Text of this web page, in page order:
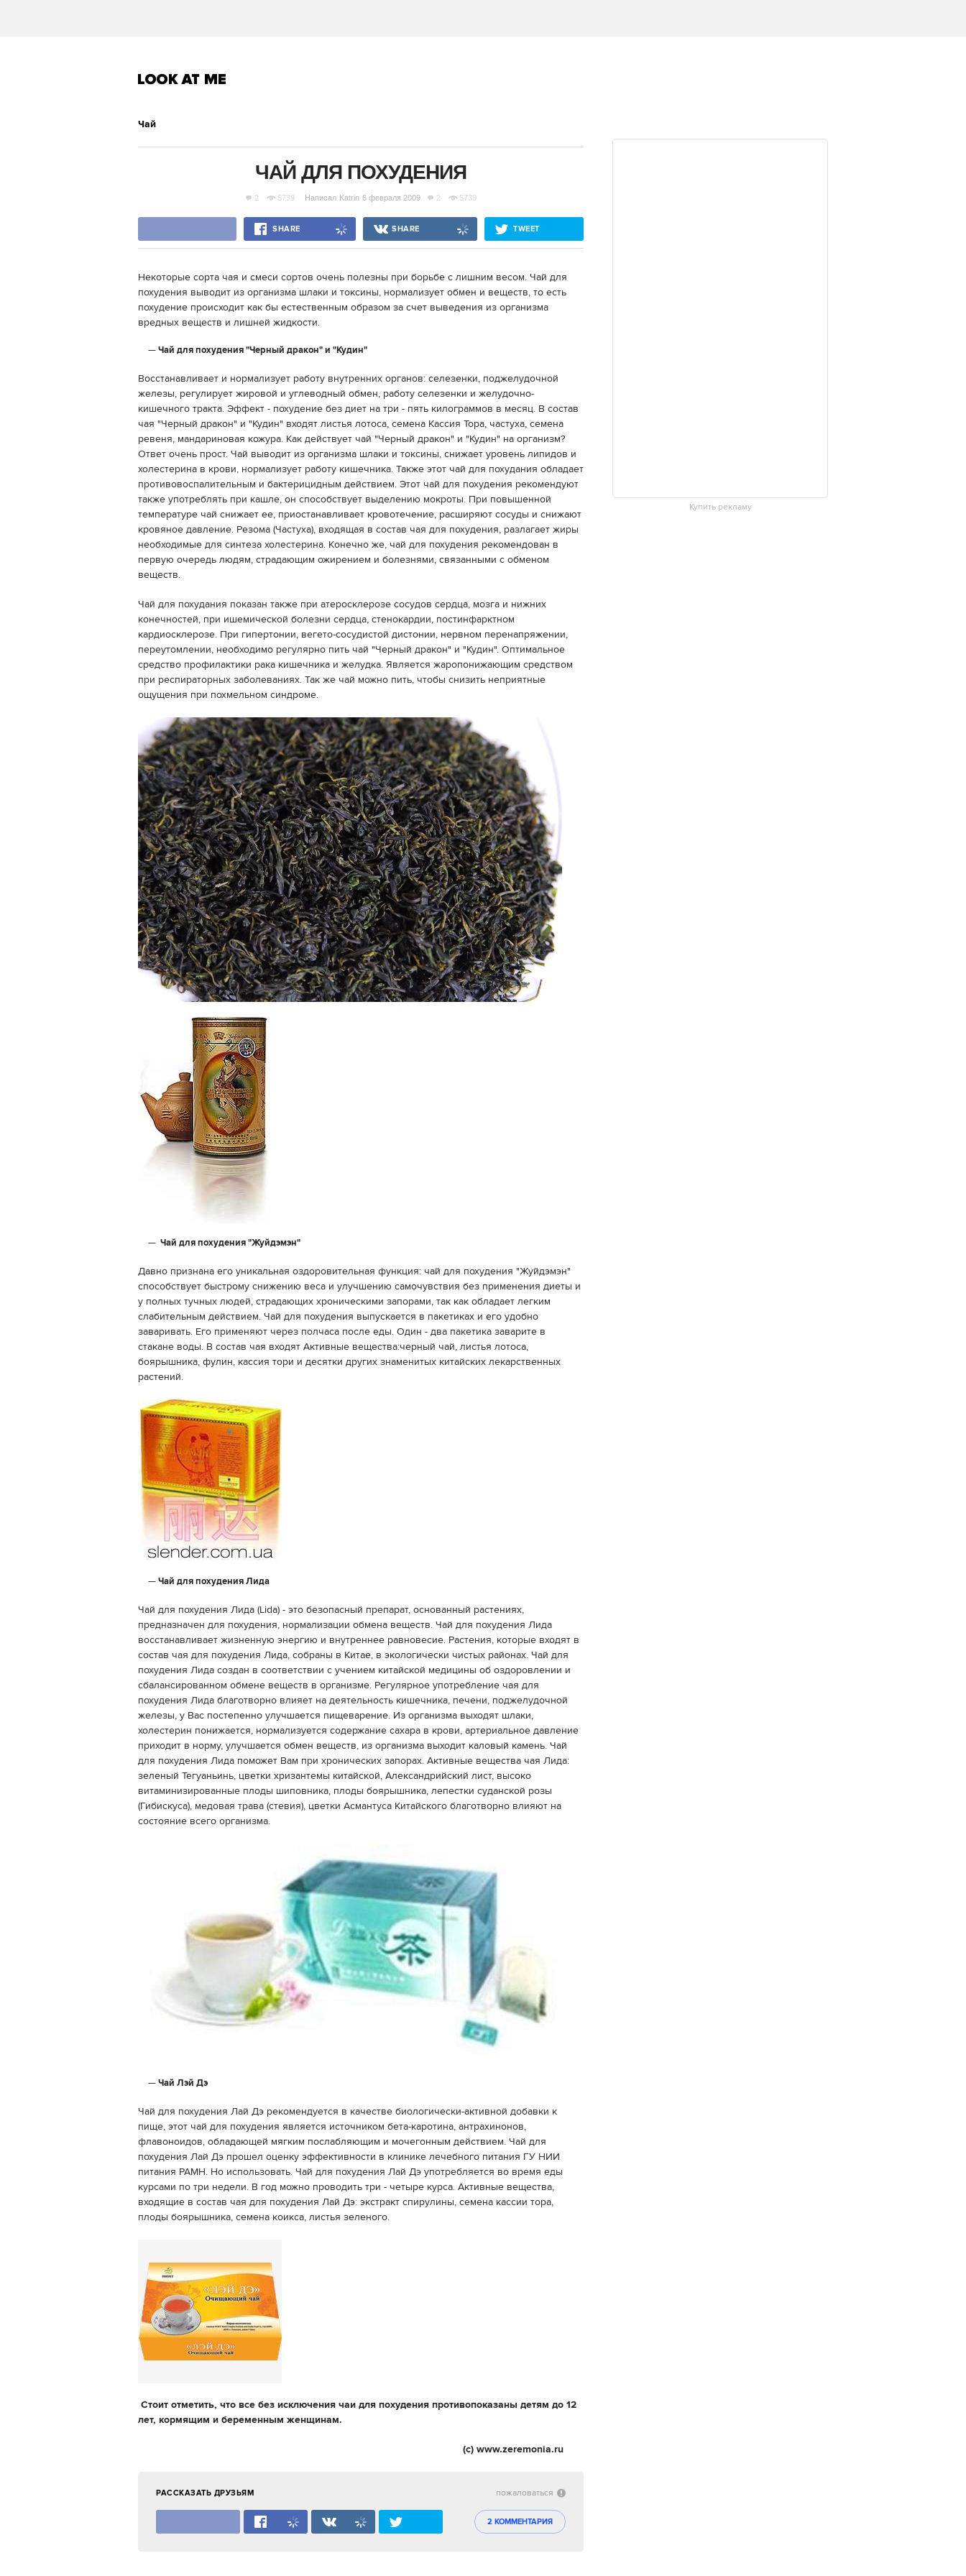
Чай
ЧАЙ ДЛЯ ПОХУДЕНИЯ
2 5739 Написал Katrin 6 февраля 2009 2 5739
SHARE SHARE TWEET
Некоторые сорта чая и смеси сортов очень полезны при борьбе с лишним весом. Чай для
похудения выводит из организма шлаки и токсины, нормализует обмен и веществ, то есть
похудение происходит как бы естественным образом за счет выведения из организма
вредных веществ и лишней жидкости.
Чай для похудения "Черный дракон" и "Кудин"
Восстанавливает и нормализует работу внутренних органов: селезенки, поджелудочной
железы, регулирует жировой и углеводный обмен, работу селезенки и желудочно-
кишечного тракта. Эффект - похудение без диет на три - пять килограммов в месяц. В состав
чая "Черный дракон" и "Кудин" входят листья лотоса, семена Кассия Тора, частуха, семена
ревеня, мандариновая кожура. Как действует чай "Черный дракон" и "Кудин" на организм?
Ответ очень прост. Чай выводит из организма шлаки и токсины, снижает уровень липидов и
холестерина в крови, нормализует работу кишечника. Также этот чай для похудания обладает
противовоспалительным и бактерицидным действием. Этот чай для похудения рекомендуют
также употреблять при кашле, он способствует выделению мокроты. При повышенной
температуре чай снижает ее, приостанавливает кровотечение, расширяют сосуды и снижают
кровяное давление. Резома (Частуха), входящая в состав чая для похудения, разлагает жиры
необходимые для синтеза холестерина. Конечно же, чай для похудения рекомендован в
первую очередь людям, страдающим ожирением и болезнями, связанными с обменом
веществ.
Чай для похудания показан также при атеросклерозе сосудов сердца, мозга и нижних
конечностей, при ишемической болезни сердца, стенокардии, постинфарктном
кардиосклерозе. При гипертонии, вегето-сосудистой дистонии, нервном перенапряжении,
переутомлении, необходимо регулярно пить чай "Черный дракон" и "Кудин". Оптимальное
средство профилактики рака кишечника и желудка. Является жаропонижающим средством
при респираторных заболеваниях. Так же чай можно пить, чтобы снизить неприятные
ощущения при похмельном синдроме.
Чай для похудения "Жуйдэмэн"
Давно признана его уникальная оздоровительная функция: чай для похудения "Жуйдэмэн"
способствует быстрому снижению веса и улучшению самочувствия без применения диеты и
у полных тучных людей, страдающих хроническими запорами, так как обладает легким
слабительным действием. Чай для похудения выпускается в пакетиках и его удобно
заваривать. Его применяют через полчаса после еды. Один - два пакетика заварите в
стакане воды. В состав чая входят Активные вещества:черный чай, листья лотоса,
боярышника, фулин, кассия тори и десятки других знаменитых китайских лекарственных
растений.
Чай для похудения Лида
Чай для похудения Лида (Lida) - это безопасный препарат, основанный растениях,
предназначен для похудения, нормализации обмена веществ. Чай для похудения Лида
восстанавливает жизненную энергию и внутреннее равновесие. Растения, которые входят в
состав чая для похудения Лида, собраны в Китае, в экологически чистых районах. Чай для
похудения Лида создан в соответствии с учением китайской медицины об оздоровлении и
сбалансированном обмене веществ в организме. Регулярное употребление чая для
похудения Лида благотворно влияет на деятельность кишечника, печени, поджелудочной
железы, у Вас постепенно улучшается пищеварение. Из организма выходят шлаки,
холестерин понижается, нормализуется содержание сахара в крови, артериальное давление
приходит в норму, улучшается обмен веществ, из организма выходит каловый камень. Чай
для похудения Лида поможет Вам при хронических запорах. Активные вещества чая Лида:
зеленый Тегуаньинь, цветки хризантемы китайской, Александрийский лист, высоко
витаминизированные плоды шиповника, плоды боярышника, лепестки суданской розы
(Гибискуса), медовая трава (стевия), цветки Асмантуса Китайского благотворно влияют на
состояние всего организма.
Чай Лэй Дэ
Чай для похудения Лай Дэ рекомендуется в качестве биологически-активной добавки к
пище, этот чай для похудения является источником бета-каротина, антрахинонов,
флавоноидов, обладающей мягким послабляющим и мочегонным действием. Чай для
похудения Лай Дэ прошел оценку эффективности в клинике лечебного питания ГУ НИИ
питания РАМН. Но использовать. Чай для похудения Лай Дэ употребляется во время еды
курсами по три недели. В год можно проводить три - четыре курса. Активные вещества,
входящие в состав чая для похудения Лай Дэ: экстракт спирулины, семена кассии тора,
плоды боярышника, семена коикса, листья зеленого.
Стоит отметить, что все без исключения чаи для похудения противопоказаны детям до 12
лет, кормящим и беременным женщинам.
(с) www.zeremonia.ru
РАССКАЗАТЬ ДРУЗЬЯМ
2 КОММЕНТАРИЯ
пожаловаться
Купить рекламу